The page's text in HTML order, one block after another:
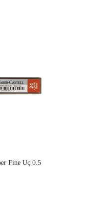
Fine Uç 0.5